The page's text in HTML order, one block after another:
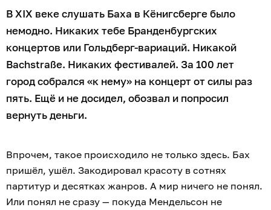
В XIX веке слушать Баха в Кёнигсберге было
немодно. Никаких тебе Бранденбургских
концертов или Гольдберг-вариаций. Никакой
Bachstraße. Никаких фестивалей. За 100 лет
город собрался «к нему» на концерт от силы раз
пять. Ещё и не досидел, обозвал и попросил
вернуть деньги.
Впрочем, такое происходило не только здесь. Бах
пришёл, ушёл. Закодировал красоту в сотнях
партитур и десятках жанров. А мир ничего не понял.
Или понял не сразу — покуда Мендельсон не